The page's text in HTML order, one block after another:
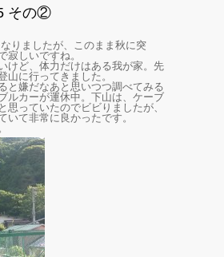
その②
りましたが、このまま秋に突
寂しいですね。
けど、体力だけはある我が家。先
山に行ってきました。
と嫌だなあと思いつつ調べてみる
ルカーが運休中。下山は、ケーブ
思っていたのでビビりましたが、
いて非常に良かったです。